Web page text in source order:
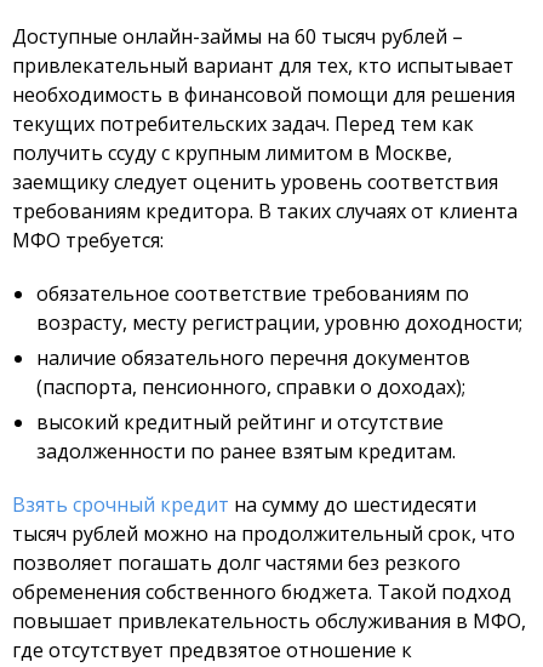
Доступные онлайн-займы на 60 тысяч рублей –
привлекательный вариант для тех, кто испытывает
необходимость в финансовой помощи для решения
текущих потребительских задач. Перед тем как
получить ссуду с крупным лимитом в Москве,
заемщику следует оценить уровень соответствия
требованиям кредитора. В таких случаях от клиента
МФО требуется:
обязательное соответствие требованиям по
возрасту, месту регистрации, уровню доходности;
наличие обязательного перечня документов
(паспорта, пенсионного, справки о доходах);
высокий кредитный рейтинг и отсутствие
задолженности по ранее взятым кредитам.
Взять срочный кредит на сумму до шестидесяти
тысяч рублей можно на продолжительный срок, что
позволяет погашать долг частями без резкого
обременения собственного бюджета. Такой подход
повышает привлекательность обслуживания в МФО,
где отсутствует предвзятое отношение к